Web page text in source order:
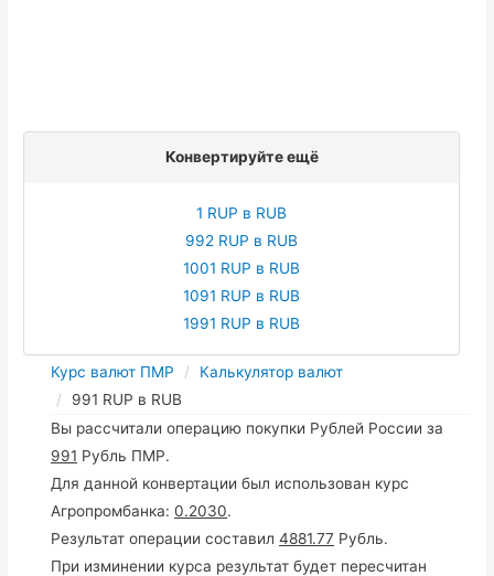
Конвертируйте ещё
1 RUP в RUB
992 RUP в RUB
1001 RUP в RUB
1091 RUP в RUB
1991 RUP в RUB
Курс валют ПМР
Калькулятор валют
991 RUP в RUB
Вы рассчитали операцию покупки Рублей России за
991 Рубль ПМР.
Для данной конвертации был использован курс
Агропромбанка:0.2030.
Результат операции составил4881.77 Рубль.
При изминении курса результат будет пересчитан